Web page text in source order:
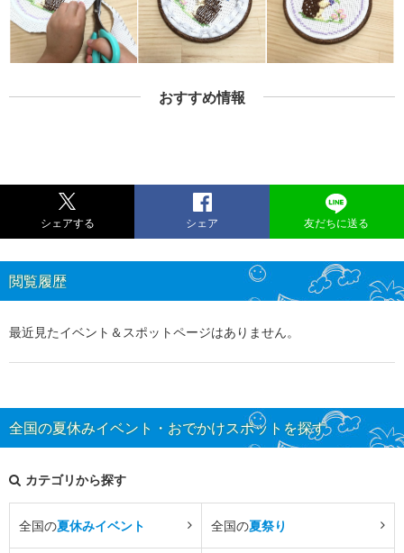
おすすめ情報
シェアする シェア 友だちに送る
閲覧履歴
最近見たイベント＆スポットページはありません。
全国の夏休みイベント・おでかけスポットを探す
カテゴリから探す
全国の夏休みイベント 全国の夏祭り